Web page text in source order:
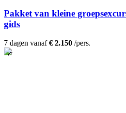
Pakket van kleine
gids
7 dagen vanaf€ 2.150 /pers.